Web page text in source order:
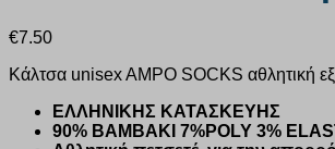
€7.50
Κάλτσα unisex AMPO SOCKS αθλητική
ΕΛΛΗΝΙΚΗΣ ΚΑΤΑΣΚΕΥΗΣ
90% ΒΑΜΒΑΚΙ 7%POLY 3%